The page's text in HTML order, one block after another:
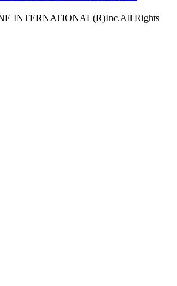
INTERNATIONAL(R)Inc.All Rights